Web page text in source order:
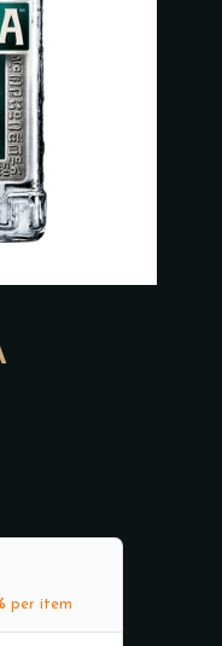
per item